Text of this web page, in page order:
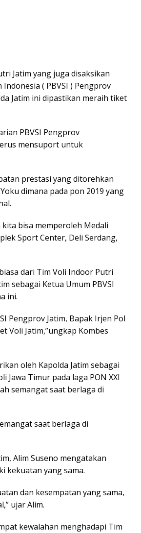
Jatim yang juga disaksikan
( PBVSI ) Pengprov
Jatim ini dipastikan meraih tiket
PBVSI Pengprov
mensuport untuk
prestasi yang ditorehkan
dimana pada pon 2019 yang
bisa memperoleh Medali
Sport Center, Deli Serdang,
dari Tim Voli Indoor Putri
sebagai Ketua Umum PBVSI
ini.
Pengprov Jatim, Bapak Irjen Pol
Voli Jatim,”ungkap Kombes
oleh Kapolda Jatim sebagai
Jawa Timur pada laga PON XXI
semangat saat berlaga di
saat berlaga di
Alim Suseno mengatakan
kekuatan yang sama.
dan kesempatan yang sama,
ujar Alim.
kewalahan menghadapi Tim